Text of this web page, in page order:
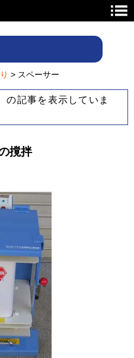
> スペーサー
の記事を表示していま
撹拌